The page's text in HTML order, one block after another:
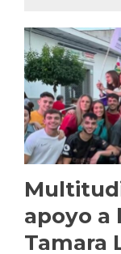
apoyo a
Tamara